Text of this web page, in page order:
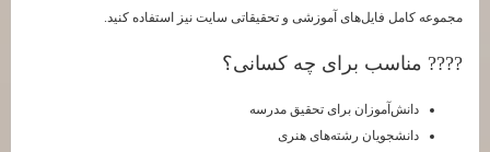
مجموعه کامل فایل‌های آموزشی و تحقیقاتی سایت نیز استفاده کنید.
???? مناسب برای چه کسانی؟
دانش‌آموزان برای تحقیق مدرسه
دانشجویان رشته‌های هنری